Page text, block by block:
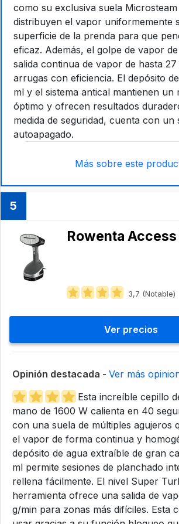
como su exclusiva suela
distribuyen el vapor uniformemente
superficie de la prenda para que
eficaz. Además, el golpe de vapor
salida continua de vapor de hasta
arrugas con eficiencia. El depósito
ml y el sistema antical mantienen un
óptimo y ofrecen resultados
medida de seguridad, cuenta con un
autoapagado.
Más sobre este
5
3,7 (Notable)
Ver precios
Opinión destacada - Ver más
Esta increíble cepillo
mano de 1600 W calienta en 40
con una suela de múltiples agujeros
el vapor de forma continua y
depósito de agua extraíble de gran
ml permite sesiones de planchado
rellena fácilmente. El nivel Super
herramienta ofrece una salida de
g/min para zonas más difíciles. Esta